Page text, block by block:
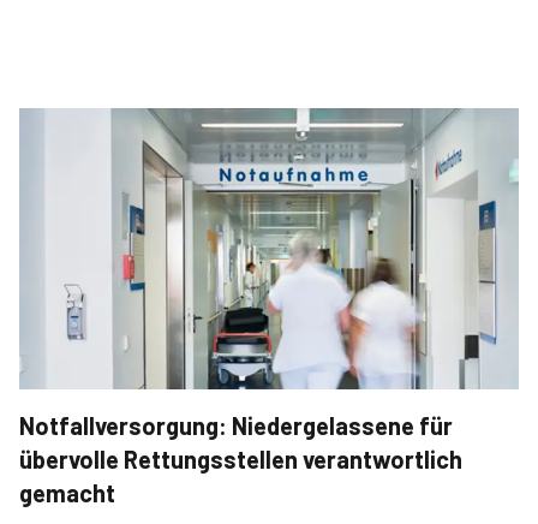
Notfallversorgung: Niedergelassene für
übervolle Rettungsstellen verantwortlich
gemacht